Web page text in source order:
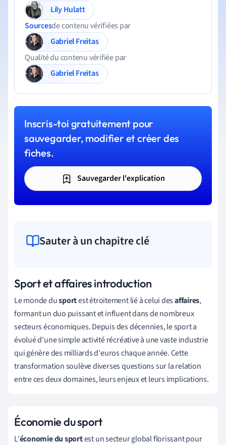
Lily Hulatt
Sourcesde contenu vérifiées par
Gabriel Freitas
Qualité du contenu vérifiée par
Gabriel Freitas
Inscris-toi gratuitement pour
sauvegarder, modifier et créer des
fiches.
Sauvegarder l'explication
Sauter à un chapitre clé
Sport et affaires introduction
Le monde dusportest étroitement lié à celui desaffaires,
formant un duo puissant et influent dans de nombreux
secteurs économiques. Depuis des décennies, le sport a
évolué d'une simple activité récréative à une vaste industrie
qui génère des milliards d'euros chaque année. Cette
transformation soulève diverses questions sur la relation
entre ces deux domaines, leurs enjeux et leurs implications.
Économie du sport
L'économie du sportest un secteur global florissant pour